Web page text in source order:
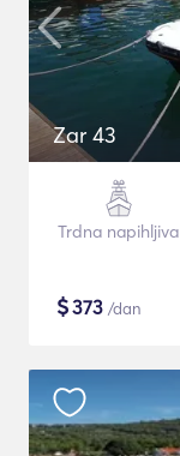
Zar 43
Trdna napihljiva
$373 /dan